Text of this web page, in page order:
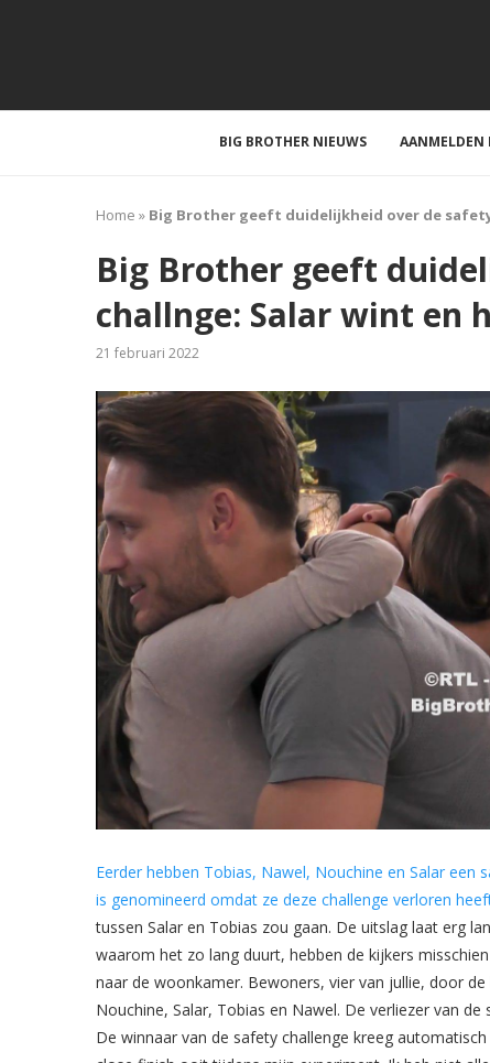
BIG BROTHER NIEUWS AANMELDEN
Home » Big Brother geeft duidelijkheid over de
Big Brother geeft
challnge: Salar wint en
21 februari 2022
Eerder hebben Tobias, Nawel, Nouchine en Salar een
is genomineerd omdat ze deze challenge verloren
tussen Salar en Tobias zou gaan. De uitslag laat erg
waarom het zo lang duurt, hebben de kijkers
naar de woonkamer. Bewoners, vier van jullie, door
Nouchine, Salar, Tobias en Nawel. De verliezer van
De winnaar van de safety challenge kreeg